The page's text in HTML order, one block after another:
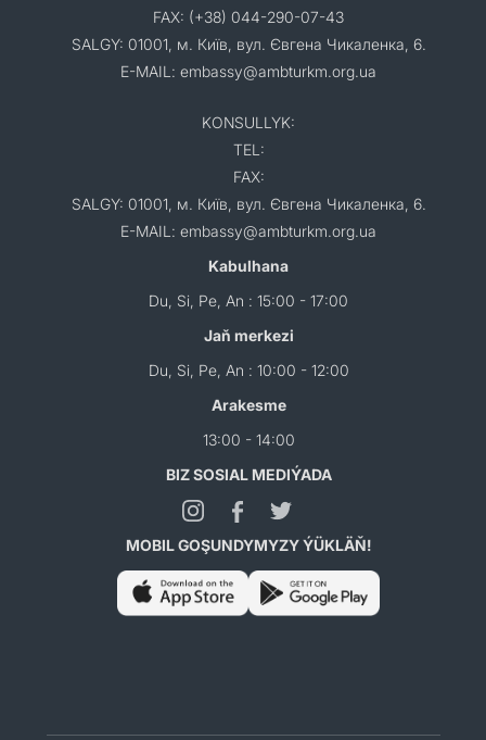
FAX: (+38) 044-290-07-43
SALGY: 01001, м. Київ, вул. Євгена Чикаленка, 6.
E-MAIL: embassy@ambturkm.org.ua
KONSULLYK:
TEL:
FAX:
SALGY: 01001, м. Київ, вул. Євгена Чикаленка, 6.
E-MAIL: embassy@ambturkm.org.ua
Kabulhana
Du, Si, Pe, An : 15:00 - 17:00
Jaň merkezi
Du, Si, Pe, An : 10:00 - 12:00
Arakesme
13:00 - 14:00
BIZ SOSIAL MEDIÝADA
MOBIL GOŞUNDYMYZY ÝÜKLÄŇ!